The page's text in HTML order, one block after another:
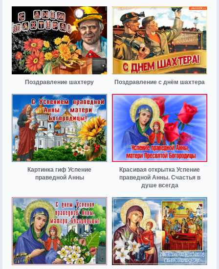
Поздравление шахтеру Поздравление с днём шахтера
Картинка гиф Успение
праведной Анны
Красивая открытка Успение
праведной Анны. Счастья в
душе всегда